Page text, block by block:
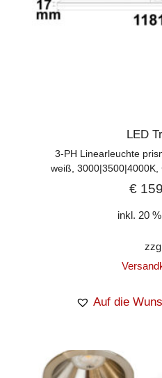
LED
3-PH Linearleuchte
weiß, 3000|3500|4000K,
€
inkl. 20
Auf die